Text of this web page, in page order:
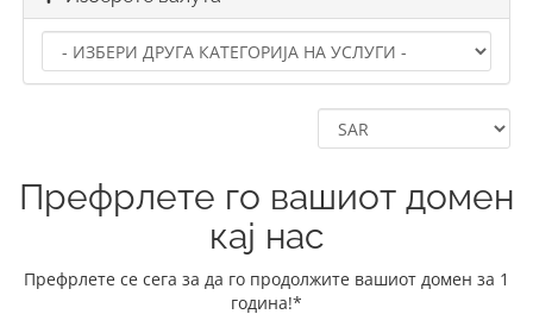
Префрлете го вашиот домен
кај нас
Префрлете се сега за да го продолжите вашиот домен за 1
година!*